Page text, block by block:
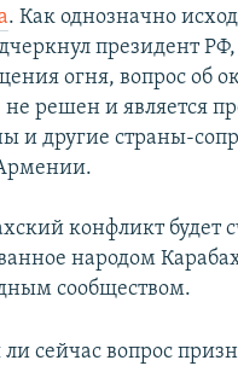
. Как однозначно
президент
огня, вопрос об
] не решен и является
и другие страны-
конфликт будет
народом
сообществом.
сейчас вопрос